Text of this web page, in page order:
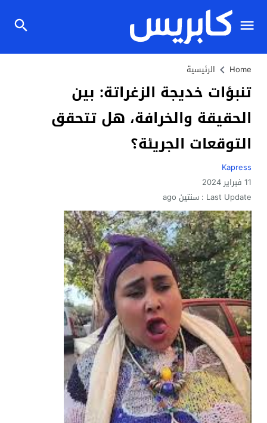
Home الرئيسية
تنبؤات خديجة الزغراتة: بين
الحقيقة والخرافة، هل تتحقق
التوقعات الجريئة؟
Kapress
11 فبراير 2024
Last Update : سنتين ago